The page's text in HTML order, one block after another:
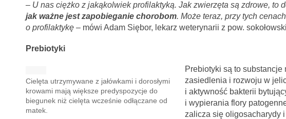
– U nas ciężko z jakąkolwiek profilaktyką. Jak zwierzęta są zdrowe, to
jak ważne jest zapobieganie chorobom. Może teraz, przy tych
o profilaktykę –mówi Adam Siębor, lekarz weterynarii z pow.
Prebiotyki
Cielęta utrzymywane z jałówkami i dorosłymi
krowami mają większe predyspozycje do
biegunek niż cielęta wcześnie odłączane od
matek.
Prebiotyki są to
zasiedlenia i rozwoju w
i aktywność bakterii
i wypierania flory
zalicza się oligosacharydy